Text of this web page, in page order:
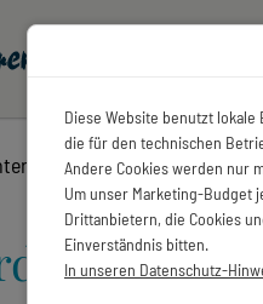
»Haushälfte»
Diese Website benutzt
die für den technischen
Andere Cookies werden nur
Um unser Marketing-Budget
Drittanbietern, die Cookies
Einverständnis bitten.
In unseren Datenschutz-